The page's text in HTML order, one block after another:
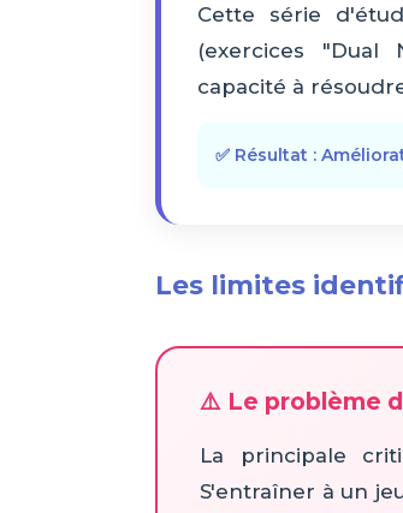
Cette série
(exercices "Dual
capacité à
✅ Résultat :
Les limites
⚠️ Le problème
La principale
S'entraîner à un